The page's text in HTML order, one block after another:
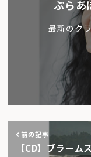
ぶらあ
最新のク
前の記事
【CD】ブラー